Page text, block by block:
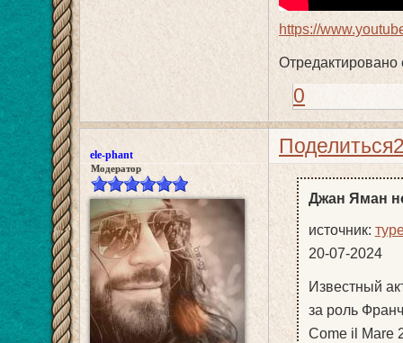
https://
Отредактировано
0
Поделиться
ele-phant
Модератор
Джан Яман
источник:
20-07-2024
Известный
за роль
Come il Mare